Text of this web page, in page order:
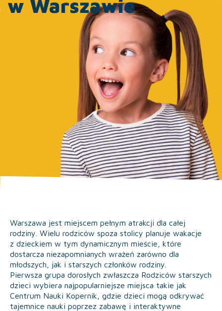
w Warszawie
Warszawa jest miejscem pełnym atrakcji dla całej
rodziny. Wielu rodziców spoza stolicy planuje wakacje
z dzieckiem w tym dynamicznym mieście, które
dostarcza niezapomnianych wrażeń zarówno dla
młodszych, jak i starszych członków rodziny.
Pierwsza grupa dorosłych zwłaszcza Rodziców starszych
dzieci wybiera najpopularniejsze miejsca takie jak
Centrum Nauki Kopernik, gdzie dzieci mogą odkrywać
tajemnice nauki poprzez zabawę i interaktywne